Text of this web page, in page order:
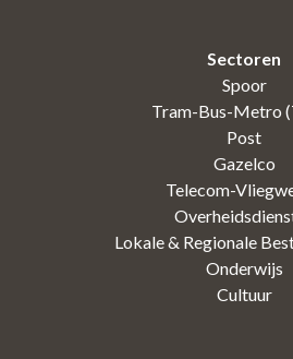
Sectoren
Spoor
Tram-Bus-Metro
Post
Gazelco
Telecom-
Lokale & Regionale
Onderwijs
Cultuur